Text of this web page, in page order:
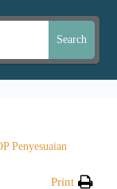
Search
Penyesuaian
Print